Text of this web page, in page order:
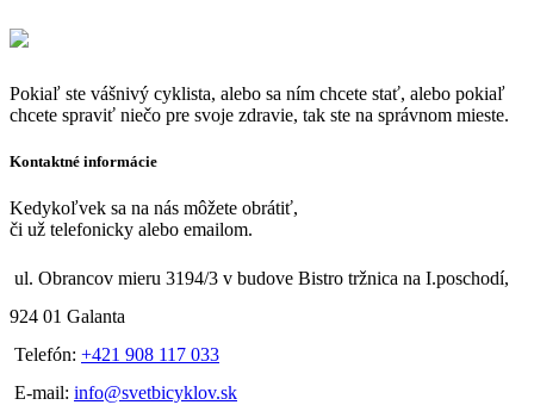
Pokiaľ ste vášnivý cyklista, alebo sa ním chcete stať, alebo pokiaľ
chcete spraviť niečo pre svoje zdravie, tak ste na správnom mieste.
Kontaktné informácie
Kedykoľvek sa na nás môžete obrátiť,
či už telefonicky alebo emailom.
ul. Obrancov mieru 3194/3 v budove Bistro tržnica na I.poschodí,
924 01 Galanta
Telefón: +421 908 117 033
E-mail: info@svetbicyklov.sk